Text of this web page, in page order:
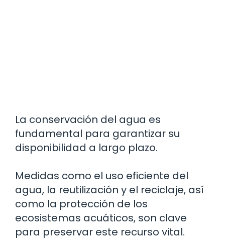
La conservación del agua es
fundamental para garantizar su
disponibilidad a largo plazo.
Medidas como el uso eficiente del
agua, la reutilización y el reciclaje, así
como la protección de los
ecosistemas acuáticos, son clave
para preservar este recurso vital.